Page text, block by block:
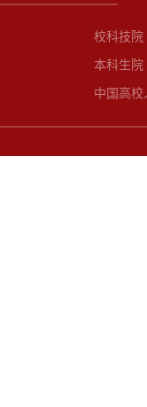
校科技院
本科生院
中国高